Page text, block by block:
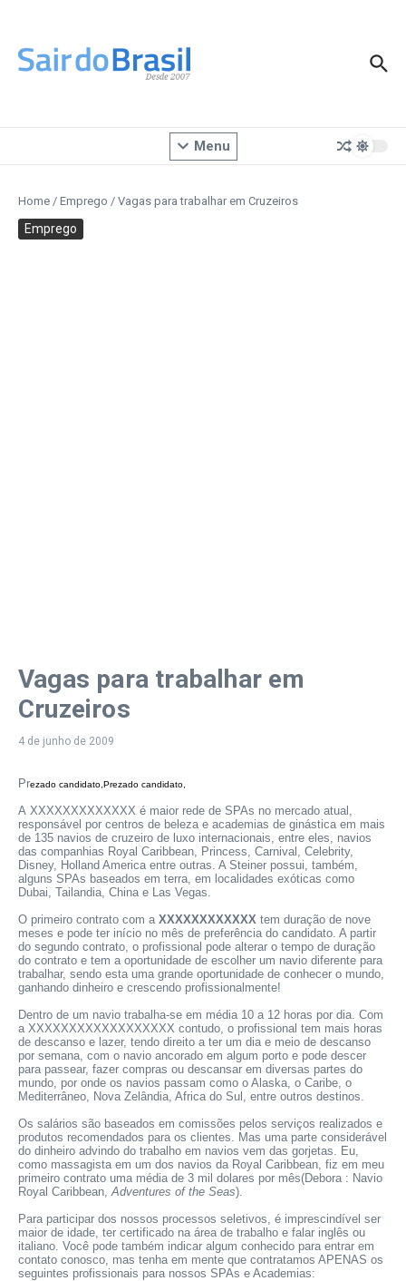
Menu
Home / Emprego / Vagas para trabalhar em Cruzeiros
Emprego
Vagas para trabalhar em
Cruzeiros
4 de junho de 2009
Prezado candidato,Prezado candidato,
A XXXXXXXXXXXXX é maior rede de SPAs no mercado atual,
responsável por centros de beleza e academias de ginástica em mais
de 135 navios de cruzeiro de luxo internacionais, entre eles, navios
das companhias Royal Caribbean, Princess, Carnival, Celebrity,
Disney, Holland America entre outras. A Steiner possui, também,
alguns SPAs baseados em terra, em localidades exóticas como
Dubai, Tailandia, China e Las Vegas.
O primeiro contrato com a XXXXXXXXXXXX tem duração de nove
meses e pode ter início no mês de preferência do candidato. A partir
do segundo contrato, o profissional pode alterar o tempo de duração
do contrato e tem a oportunidade de escolher um navio diferente para
trabalhar, sendo esta uma grande oportunidade de conhecer o mundo,
ganhando dinheiro e crescendo profissionalmente!
Dentro de um navio trabalha-se em média 10 a 12 horas por dia. Com
a XXXXXXXXXXXXXXXXXX contudo, o profissional tem mais horas
de descanso e lazer, tendo direito a ter um dia e meio de descanso
por semana, com o navio ancorado em algum porto e pode descer
para passear, fazer compras ou descansar em diversas partes do
mundo, por onde os navios passam como o Alaska, o Caribe, o
Mediterrâneo, Nova Zelândia, Africa do Sul, entre outros destinos.
Os salários são baseados em comissões pelos serviços realizados e
produtos recomendados para os clientes. Mas uma parte considerável
do dinheiro advindo do trabalho em navios vem das gorjetas. Eu,
como massagista em um dos navios da Royal Caribbean, fiz em meu
primeiro contrato uma média de 3 mil dolares por mês(Debora : Navio
Royal Caribbean,Adventures of the Seas).
Para participar dos nossos processos seletivos, é imprescindível ser
maior de idade, ter certificado na área de trabalho e falar inglês ou
italiano. Você pode também indicar algum conhecido para entrar em
contato conosco, mas tenha em mente que contratamos APENAS os
seguintes profissionais para nossos SPAs e Academias: